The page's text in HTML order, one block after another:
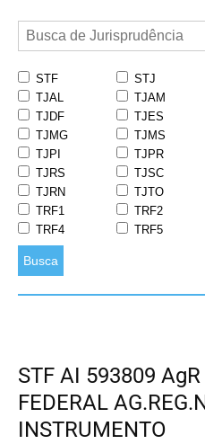
STF STJ
TJAL
TJAM
TJDF
TJES
TJMG
TJMS
TJPI
TJPR
TJRS
TJSC
TJRN
TJTO
TRF1
TRF2
TRF4
TRF5
Busca
STF AI 593809
FEDERAL
INSTRUMENTO